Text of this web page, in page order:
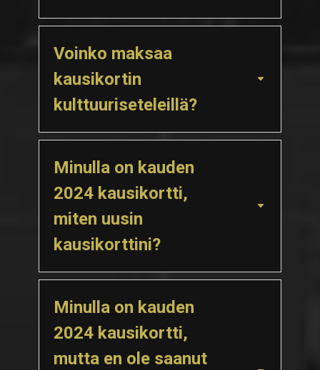
Voinko maksaa
kausikortin
kulttuuriseteleillä?
Minulla on kauden
2024 kausikortti,
miten uusin
kausikorttini?
Minulla on kauden
2024 kausikortti,
mutta en ole saanut